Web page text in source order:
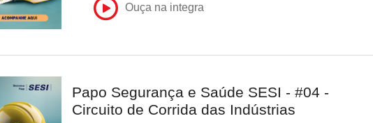
Ouça na integra
Papo Segurança e Saúde SESI - #04 -
Circuito de Corrida das Indústrias